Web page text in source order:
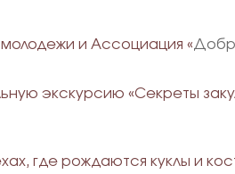
и Ассоциация «
экскурсию «Секреты
где рождаются куклы и